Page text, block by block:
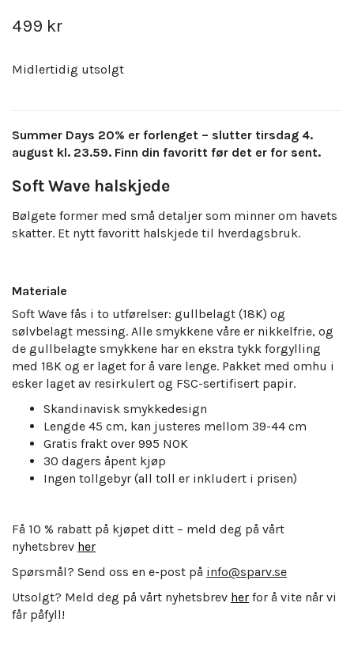
499 kr
Midlertidig utsolgt
Summer Days 20% er forlenget – slutter tirsdag 4.
august kl. 23.59. Finn din favoritt før det er for sent.
Soft Wave halskjede
Bølgete former med små detaljer som minner om havets
skatter. Et nytt favoritt halskjede til hverdagsbruk.
Materiale
Soft Wave fås i to utførelser: gullbelagt (18K) og
sølvbelagt messing. Alle smykkene våre er nikkelfrie, og
de gullbelagte smykkene har en ekstra tykk forgylling
med 18K og er laget for å vare lenge. Pakket med omhu i
esker laget av resirkulert og FSC-sertifisert papir.
Skandinavisk smykkedesign
Lengde 45 cm, kan justeres mellom 39-44 cm
Gratis frakt over 995 NOK
30 dagers åpent kjøp
Ingen tollgebyr (all toll er inkludert i prisen)
Få 10 % rabatt på kjøpet ditt – meld deg på vårt
nyhetsbrev her
Spørsmål? Send oss en e-post på info@sparv.se
Utsolgt? Meld deg på vårt nyhetsbrev her for å vite når vi
får påfyll!